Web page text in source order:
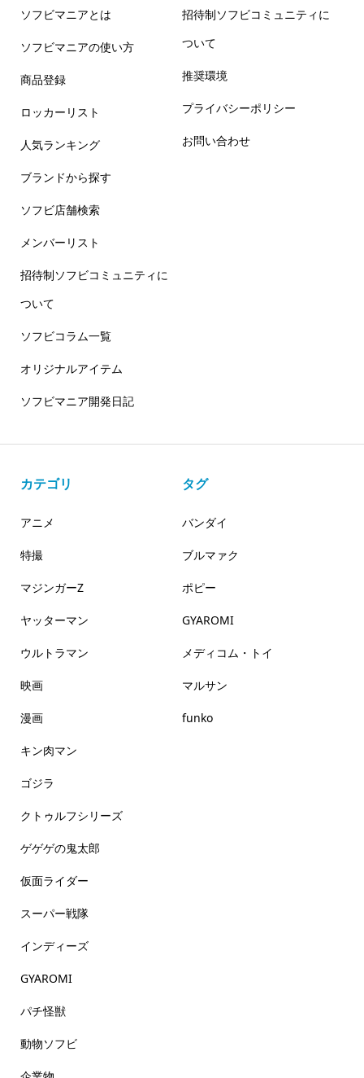
ソフビマニアとは
ソフビマニアの使い方
商品登録
ロッカーリスト
人気ランキング
ブランドから探す
ソフビ店舗検索
メンバーリスト
招待制ソフビコミュニティに
ついて
ソフビコラム一覧
オリジナルアイテム
ソフビマニア開発日記
招待制ソフビコミュニティに
ついて
推奨環境
プライバシーポリシー
お問い合わせ
カテゴリ
アニメ
特撮
マジンガーZ
ヤッターマン
ウルトラマン
映画
漫画
キン肉マン
ゴジラ
クトゥルフシリーズ
ゲゲゲの鬼太郎
仮面ライダー
スーパー戦隊
インディーズ
GYAROMI
パチ怪獣
動物ソフビ
タグ
バンダイ
ブルマァク
ポピー
GYAROMI
メディコム・トイ
マルサン
funko